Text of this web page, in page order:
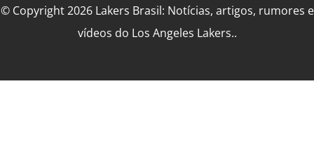
© Copyright 2026 Lakers Brasil: Notícias, artigos, rumores e
vídeos do Los Angeles Lakers..